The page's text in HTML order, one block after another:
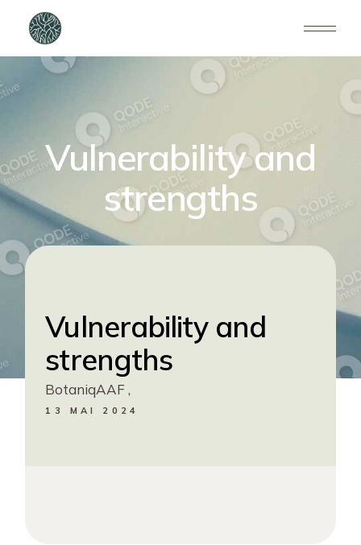
Vulnerability and
strengths
Vulnerability and
strengths
BotaniqAAF ,
13 MAI 2024